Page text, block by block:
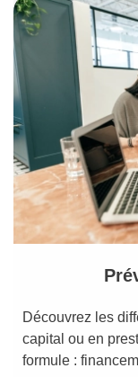
Découvrez les
capital ou en
formule :